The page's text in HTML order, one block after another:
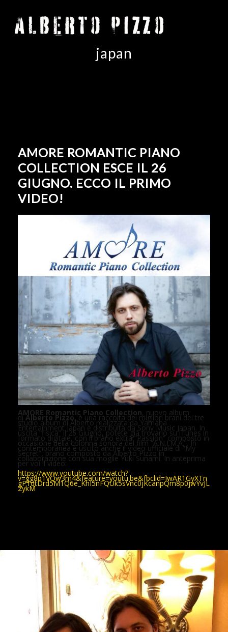
japan
AMORE ROMANTIC PIANO
COLLECTION ESCE IL 26
GIUGNO. ECCO IL PRIMO
VIDEO!
AMORE Romantic Piano Collection, nuovo album
diAlberto Pizzo,è una raccolta dei migliori brani dei tre
studio album di Alberto realizzata da Yamaha
Entertainment Japan e distribuita da Sony Music Japan. In
uscita “fisica” il 26 Giugno, potete già trovarlo su iTunes in
formato digitale, con il brano extra “Passion” composto in
occasione della colonna sonora del film “A.N.I.M.A.”. In
contemporanea è uscito anche il video ufficiale di “My
Secret”, brano composto da Alberto Pizzo in
collaborazione con sua moglie Yuki Sunami. In anteprima
per voi il video:
https://www.youtube.com/watch?
v=gg8p1VQw3m4&feature=youtu.be&fbclid=IwAR1GyXTn
gP1qtDrd5M1Q6e_KhI5nFQUk5sVnc0jKcanpQm8p0jwYvJL
2ykM